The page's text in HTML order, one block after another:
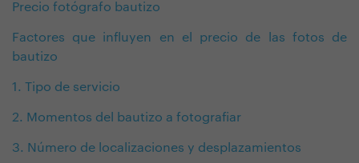
Precio fotógrafo bautizo
Factores que influyen en el precio de las fotos de
bautizo
1. Tipo de servicio
2. Momentos del bautizo a fotografiar
3. Número de localizaciones y desplazamientos